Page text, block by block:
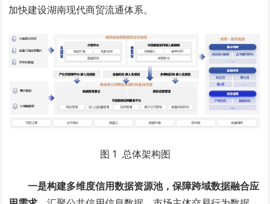
加快建设湖南现代商贸流通体系。
图 1 总体架构图
一是构建多维度信用数据资源池，保障跨域数据融合应